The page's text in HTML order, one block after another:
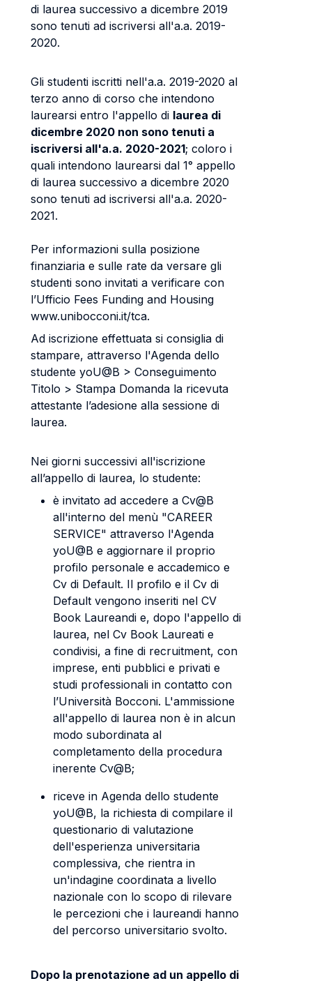
di laurea successivo a dicembre 2019
sono tenuti ad iscriversi all'a.a. 2019-
2020.
Gli studenti iscritti nell'a.a. 2019-2020 al
terzo anno di corso che intendono
laurearsi entro l'appello di laurea di
dicembre 2020 non sono tenuti a
iscriversi all'a.a. 2020-2021; coloro i
quali intendono laurearsi dal 1° appello
di laurea successivo a dicembre 2020
sono tenuti ad iscriversi all'a.a. 2020-
2021.
Per informazioni sulla posizione
finanziaria e sulle rate da versare gli
studenti sono invitati a verificare con
l’Ufficio Fees Funding and Housing
www.unibocconi.it/tca.
Ad iscrizione effettuata si consiglia di
stampare, attraverso l'Agenda dello
studente yoU@B > Conseguimento
Titolo > Stampa Domanda la ricevuta
attestante l’adesione alla sessione di
laurea.
Nei giorni successivi all'iscrizione
all’appello di laurea, lo studente:
è invitato ad accedere a Cv@B
all'interno del menù "CAREER
SERVICE" attraverso l'Agenda
yoU@B e aggiornare il proprio
profilo personale e accademico e
Cv di Default. Il profilo e il Cv di
Default vengono inseriti nel CV
Book Laureandi e, dopo l'appello di
laurea, nel Cv Book Laureati e
condivisi, a fine di recruitment, con
imprese, enti pubblici e privati e
studi professionali in contatto con
l’Università Bocconi. L'ammissione
all'appello di laurea non è in alcun
modo subordinata al
completamento della procedura
inerente Cv@B;
riceve in Agenda dello studente
yoU@B, la richiesta di compilare il
questionario di valutazione
dell'esperienza universitaria
complessiva, che rientra in
un'indagine coordinata a livello
nazionale con lo scopo di rilevare
le percezioni che i laureandi hanno
del percorso universitario svolto.
Dopo la prenotazione ad un appello di